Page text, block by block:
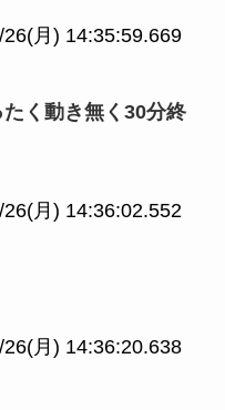
月) 14:35:59.669
く動き無く30分終
月) 14:36:02.552
月) 14:36:20.638